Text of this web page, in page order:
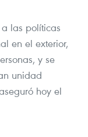
las políticas
en el exterior,
y se
unidad
hoy el